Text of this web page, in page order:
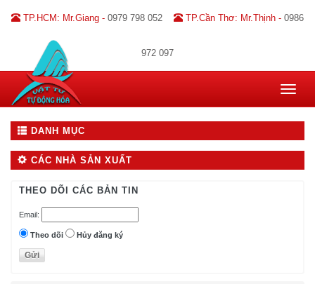
TP.HCM: Mr.Giang - 0979 798 052 TP.Cần Thơ: Mr.Thịnh - 0986
972 097
Toggle
DANH MỤC
CÁC NHÀ SẢN XUẤT
THEO DÕI CÁC BẢN TIN
Email:
Theo dõi Hủy đăng ký